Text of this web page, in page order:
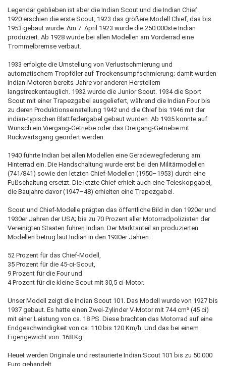
Legendär geblieben ist aber die Indian Scout und die Indian Chief.
1920 erschien die erste Scout, 1923 das größere Modell Chief, das bis
1953 gebaut wurde. Am 7. April 1923 wurde die 250.000ste Indian
produziert. Ab 1928 wurde bei allen Modellen am Vorderrad eine
Trommelbremse verbaut.
1933 erfolgte die Umstellung von Verlustschmierung und
automatischem Tropföler auf Trockensumpfschmierung; damit wurden
Indian-Motoren bereits Jahre vor anderen Herstellern
langstreckentauglich. 1932 wurde die Junior Scout. 1934 die Sport
Scout mit einer Trapezgabel ausgeliefert, während die Indian Four bis
zu deren Produktionseinstellung 1942 und die Chief bis 1946 mit der
indian-typischen Blattfedergabel gebaut wurden. Ab 1935 konnte auf
Wunsch ein Viergang-Getriebe oder das Dreigang-Getriebe mit
Rückwärtsgang geordert werden.
1940 führte Indian bei allen Modellen eine Geradewegfederung am
Hinterrad ein. Die Handschaltung wurde erst bei den Militärmodellen
(741/841) sowie den letzten Chief-Modellen (1950–1953) durch eine
Fußschaltung ersetzt. Die letzte Chief erhielt auch eine Teleskopgabel,
die Baujahre davor (1947–48) erhielten eine Trapezgabel.
Scout und Chief-Modelle prägten das öffentliche Bild in den 1920er und
1930er Jahren der USA; bis zu 70 Prozent aller Motorradpolizisten der
Vereinigten Staaten fuhren Indian. Der Marktanteil an produzierten
Modellen betrug laut Indian in den 1930er Jahren:
52 Prozent für das Chief-Modell,
35 Prozent für die 45-ci-Scout,
9 Prozent für die Four und
4 Prozent für die kleine Scout mit 30,5 ci-Motor.
Unser Modell zeigt die Indian Scout 101. Das Modell wurde von 1927 bis
1937 gebaut. Es hatte einen Zwei-Zylinder V-Motor mit 744 cm³ (45 ci)
mit einer Leistung von ca. 18 PS. Diese brachten das Motorrad auf eine
Endgeschwindigkeit von ca. 110 bis 120 Km/h. Und das bei einem
Eigengewicht von 168 Kg.
Heuet werden Originale und restaurierte Indian Scout 101 bis zu 50.000
Euro gehandelt.